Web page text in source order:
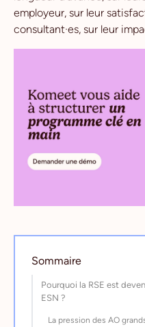
employeur, sur leur
consultant·es, sur leur
Sommaire
Pourquoi la RSE est
ESN ?
La pression des AO